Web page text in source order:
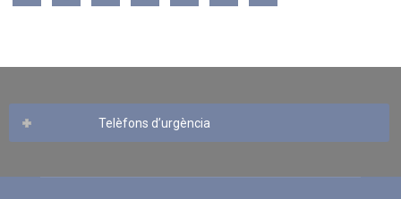
Telèfons d’urgència